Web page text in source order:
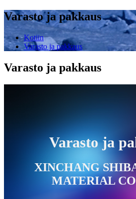
Varasto ja pakkaus
Kotiin
Varasto ja pakkaus
Varasto ja pakkaus
Varasto ja
XINCHANG
MATERIAL